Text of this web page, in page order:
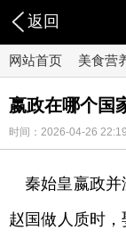
返回
网站首页 美食营
嬴政在哪个国
时间：2026-04-26
秦始皇嬴政
赵国做人质时